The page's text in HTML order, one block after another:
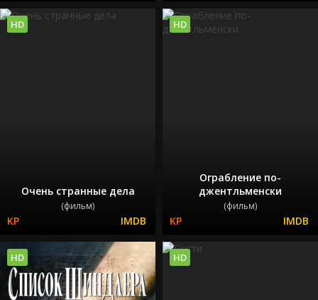
Очень странные дела
(фильм)
HD
Ограбление по-
джентльменски
(фильм)
HD
HD HD